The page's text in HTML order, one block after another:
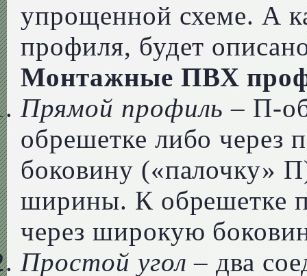
упрощенной схеме. А
профиля, будет
Монтажные ПВХ
Прямой профиль – П-
обрешетке либо через
боковину («палочку»
ширины. К обрешетке
через широкую
Простой угол – два